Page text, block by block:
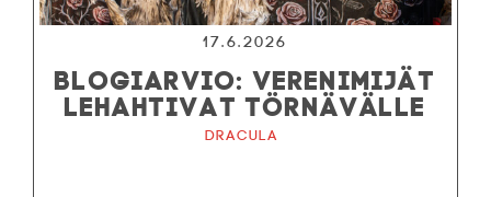
17.6.2026
BLOGIARVIO: VERENIMIJÄT
LEHAHTIVAT TÖRNÄVÄLLE
Dracula